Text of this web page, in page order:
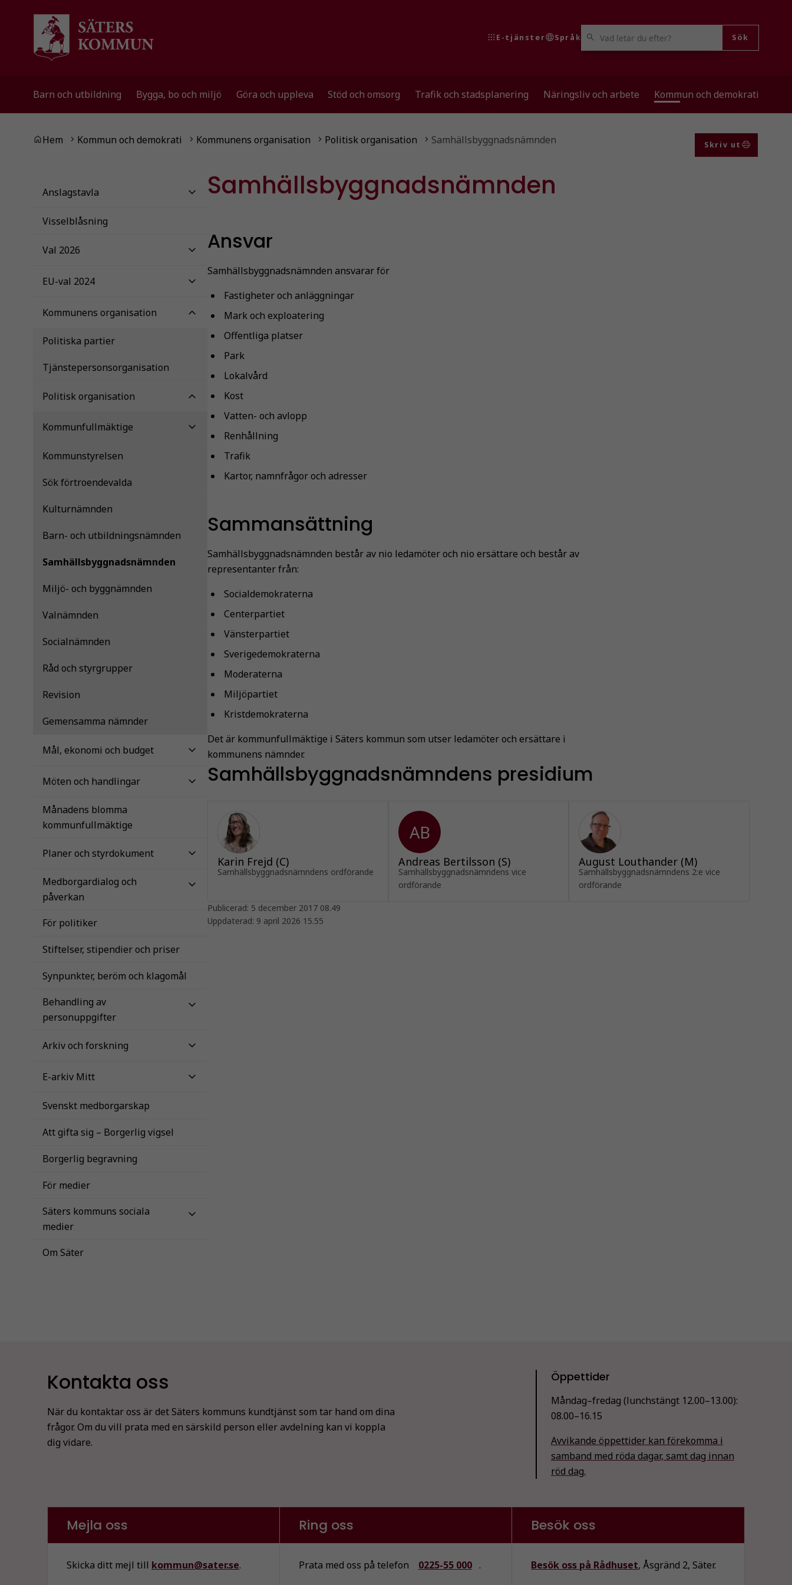
E-tjänster Språk
VAD LETAR DU EFTER?
Sök
Barn och utbildning Bygga, bo och miljö Göra och uppleva Stöd och omsorg Trafik och stadsplanering Näringsliv och arbete Kommun och demokrati
Du är här:
Hem Kommun och demokrati Kommunens organisation Politisk organisation Samhällsbyggnadsnämnden Skriv ut
Anslagstavla
Visselblåsning
Val 2026
EU-val 2024
Kommunens organisation
Politiska partier
Tjänstepersonsorganisation
Politisk organisation
Kommunfullmäktige
Kommunstyrelsen
Sök förtroendevalda
Kulturnämnden
Barn- och utbildningsnämnden
Samhällsbyggnadsnämnden
Miljö- och byggnämnden
Valnämnden
Socialnämnden
Råd och styrgrupper
Revision
Gemensamma nämnder
Mål, ekonomi och budget
Möten och handlingar
Månadens blomma
kommunfullmäktige
Planer och styrdokument
Medborgardialog och
påverkan
För politiker
Stiftelser, stipendier och priser
Synpunkter, beröm och klagomål
Behandling av
personuppgifter
Arkiv och forskning
E-arkiv Mitt
Svenskt medborgarskap
Att gifta sig – Borgerlig vigsel
Borgerlig begravning
För medier
Säters kommuns sociala
medier
Om Säter
Samhällsbyggnadsnämnden
Ansvar
Samhällsbyggnadsnämnden ansvarar för
Fastigheter och anläggningar
Mark och exploatering
Offentliga platser
Park
Lokalvård
Kost
Vatten- och avlopp
Renhållning
Trafik
Kartor, namnfrågor och adresser
Sammansättning
Samhällsbyggnadsnämnden består av nio ledamöter och nio ersättare och består av
representanter från:
Socialdemokraterna
Centerpartiet
Vänsterpartiet
Sverigedemokraterna
Moderaterna
Miljöpartiet
Kristdemokraterna
Det är kommunfullmäktige i Säters kommun som utser ledamöter och ersättare i
kommunens nämnder.
Samhällsbyggnadsnämndens presidium
Karin Frejd (C)
Samhällsbyggnadsnämndens ordförande
AB
Andreas Bertilsson (S)
Samhällsbyggnadsnämndens vice
ordförande
August Louthander (M)
Samhällsbyggnadsnämndens 2:e vice
ordförande
Publicerad: 5 december 2017 08.49
Uppdaterad: 9 april 2026 15.55
Kontakta oss
När du kontaktar oss är det Säters kommuns kundtjänst som tar hand om dina
frågor. Om du vill prata med en särskild person eller avdelning kan vi koppla
dig vidare.
Öppettider
Måndag–fredag (lunchstängt 12.00–13.00):
08.00–16.15
Avvikande öppettider kan förekomma i
samband med röda dagar, samt dag innan
röd dag.
Mejla oss
Skicka ditt mejl till kommun@sater.se.
Ring oss
Prata med oss på telefon 0225-55 000 .
Besök oss
Besök oss på Rådhuset, Åsgränd 2, Säter.
behövs för
fungera.